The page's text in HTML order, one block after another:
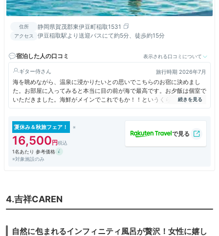
住所 静岡県賀茂郡東伊豆町稲取1531
アクセス 伊豆稲取駅より送迎バスにて約5分、徒歩約15分
宿泊した人の口コミ 表示される口コミについて
ギター侍 旅行時期 2026年7月
海を眺めながら、温泉に浸かりたいとの思いでこちらのお宿に決めまし
た。お部屋に入ってみると本当に目の前が海で最高です。お夕飯は個室で
いただきました。海鮮がメインでこれでもか！！というくらい金目鯛をた
くさんいただきました。伊勢海老も鮑もとても美味しかったです。朝食に
や、インフィニティの露天風呂があり、良いみたいです。
夏休み＆秋旅フェア！
16,500
1名あたり 参考価格
※対象施設のみ
4.吉祥CAREN
自然に包まれるインフィニティ風呂が贅沢！女性に嬉し